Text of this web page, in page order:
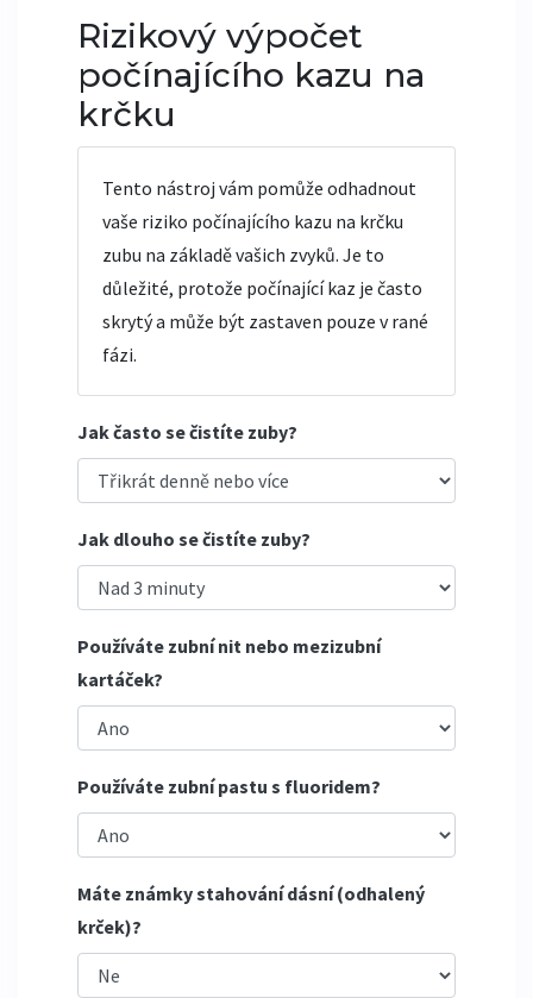
Rizikový výpočet
počínajícího kazu na
krčku
Tento nástroj vám pomůže odhadnout
vaše riziko počínajícího kazu na krčku
zubu na základě vašich zvyků. Je to
důležité, protože počínající kaz je často
skrytý a může být zastaven pouze v rané
fázi.
Jak často se čistíte zuby?
Jak dlouho se čistíte zuby?
Používáte zubní nit nebo mezizubní
kartáček?
Používáte zubní pastu s fluoridem?
Máte známky stahování dásní (odhalený
krček)?